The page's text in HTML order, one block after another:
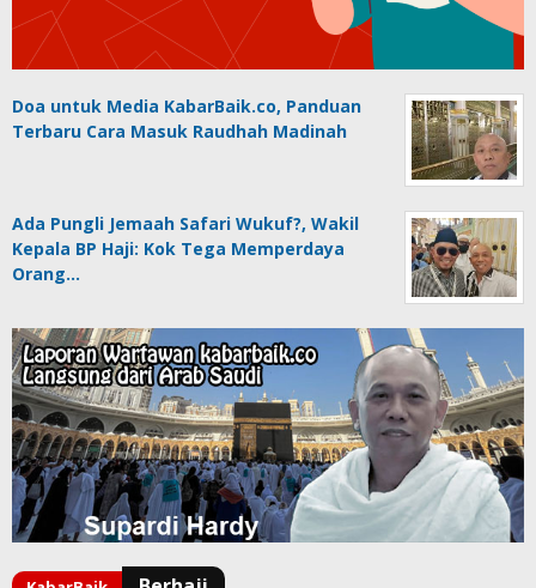
Doa untuk Media KabarBaik.co, Panduan
Terbaru Cara Masuk Raudhah Madinah
Ada Pungli Jemaah Safari Wukuf?, Wakil
Kepala BP Haji: Kok Tega Memperdaya
Orang…